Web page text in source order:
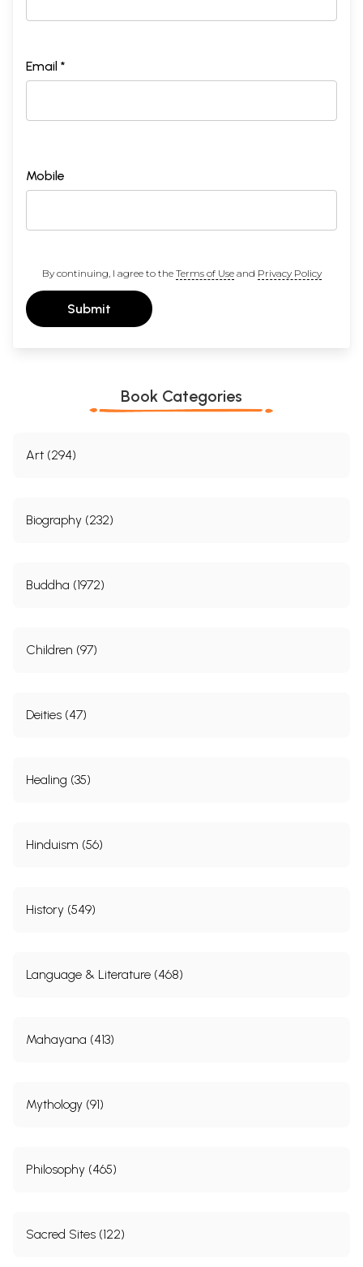
Email *
Mobile
By continuing, I agree to the Terms of Useand Privacy Policy
Submit
Book Categories
Art (294)
Biography (232)
Buddha (1972)
Children (97)
Deities (47)
Healing (35)
Hinduism (56)
History (549)
Language & Literature (468)
Mahayana (413)
Mythology (91)
Philosophy (465)
Sacred Sites (122)